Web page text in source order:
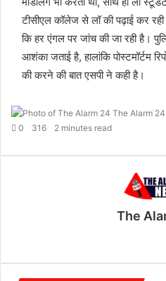
टीसीएल कॉलेज से लॉ की पढ़ाई कर
कि हर एंगल पर जांच की जा रही है।
आशंका जताई है, हालांकि पोस्टमॉर्टम
की करने की बात एसपी ने कही है।
The Alarm 24
0
316 2 minutes read
The